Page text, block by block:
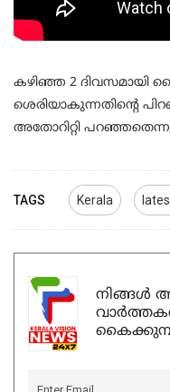
കഴിഞ്ഞ 2 ദിവസമായി
ശെരിയാകുന്നതിന്റെ
അതോറിറ്റി
TAGS Kerala
നിങ്ങൾ